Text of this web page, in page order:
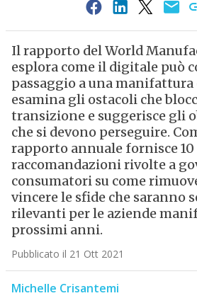
Il rapporto del World
esplora come il digitale può
passaggio a una manifattura
esamina gli ostacoli che
transizione e suggerisce gli
che si devono perseguire.
rapporto annuale fornisce 10
raccomandazioni rivolte a
consumatori su come
vincere le sfide che saranno
rilevanti per le aziende
prossimi anni.
Pubblicato il 21 Ott 2021
Michelle Crisantemi